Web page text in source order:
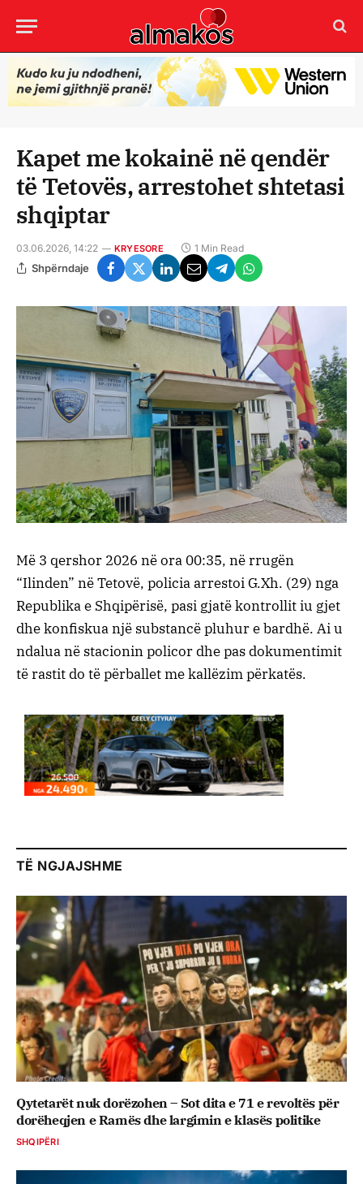
Kapet me kokainë në qendër
të Tetovës, arrestohet shtetasi
shqiptar
03.06.2026, 14:22 KRYESORE 1 Min Read
Shpërndaje
Më 3 qershor 2026 në ora 00:35, në rrugën
“Ilinden” në Tetovë, policia arrestoi G.Xh. (29) nga
Republika e Shqipërisë, pasi gjatë kontrollit iu gjet
dhe konfiskua një substancë pluhur e bardhë. Ai u
ndalua në stacionin policor dhe pas dokumentimit
të rastit do të përballet me kallëzim përkatës.
TË NGJAJSHME
Qytetarët nuk dorëzohen – Sot dita e 71 e revoltës për
dorëheqjen e Ramës dhe largimin e klasës politike
SHQIPËRI